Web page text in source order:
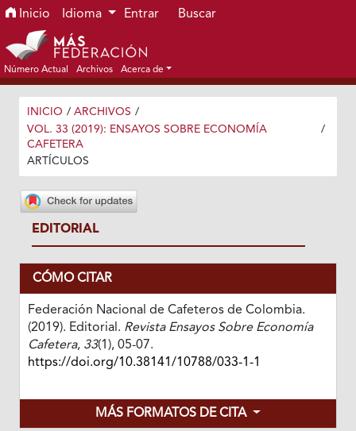
Ir al menú de navegación principal
Ir al contenido principal
Ir al pie de página del sitio
Inicio Idioma Entrar Buscar
Número Actual Archivos Acerca de
INICIO / ARCHIVOS /
VOL. 33 (2019): ENSAYOS SOBRE ECONOMÍA
CAFETERA
/
ARTÍCULOS
EDITORIAL
CÓMO CITAR
Federación Nacional de Cafeteros de Colombia.
(2019). Editorial. Revista Ensayos Sobre Economía
Cafetera, 33(1), 05-07.
https://doi.org/10.38141/10788/033-1-1
MÁS FORMATOS DE CITA